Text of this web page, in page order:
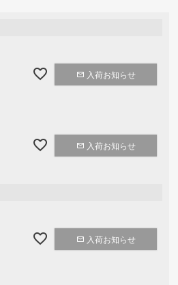
入荷お知らせ
入荷お知らせ
入荷お知らせ